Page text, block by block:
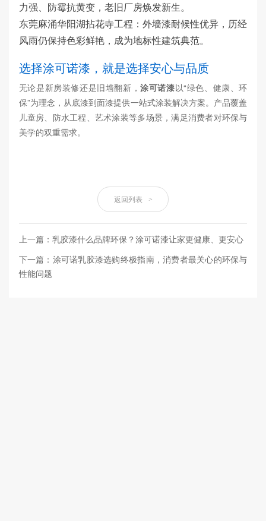
力强、防霉抗黄变，老旧厂房焕发新生。
东莞麻涌华阳湖拈花寺工程：外墙漆耐候性优异，历经
风雨仍保持色彩鲜艳，成为地标性建筑典范。
选择涂可诺漆，就是选择安心与品质
无论是新房装修还是旧墙翻新，涂可诺漆以“绿色、健康、环
保”为理念，从底漆到面漆提供一站式涂装解决方案。产品覆盖
儿童房、防水工程、艺术涂装等多场景，满足消费者对环保与
美学的双重需求。
返回列表 >
上一篇：乳胶漆什么品牌环保？涂可诺漆让家更健康、更安心
下一篇：涂可诺乳胶漆选购终极指南，消费者最关心的环保与
性能问题